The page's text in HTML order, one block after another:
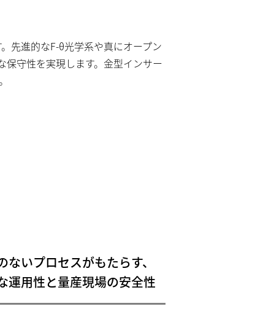
先進的なF-θ光学系や真にオープン
守性を実現します。金型インサー
ないプロセスがもたらす、
運用性と量産現場の安全性